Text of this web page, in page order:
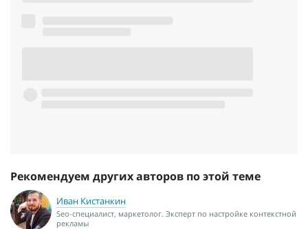
Рекомендуем других авторов по этой теме
Иван Кистанкин
Seo-специалист, маркетолог. Эксперт по настройке контекстной
рекламы